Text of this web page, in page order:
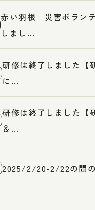
赤い羽根「災害ボラン
しまし...
研修は終了しました
に...
研修は終了しました【
＆...
2025/2/20-2/22の間の